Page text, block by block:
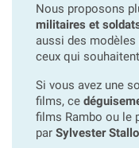
Nous proposons
militaires et
aussi des
ceux qui
Si vous avez une
films, ce
films Rambo ou le
par Sylvester